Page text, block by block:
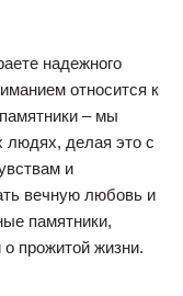
надежного
относится к
– мы
людях, делая это с
и
вечную любовь и
памятники,
прожитой жизни.